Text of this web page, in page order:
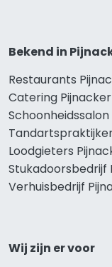
Bekend in
Restaurants
Catering
Loodgieters
Verhuisbedrijf
Wij zijn er voor